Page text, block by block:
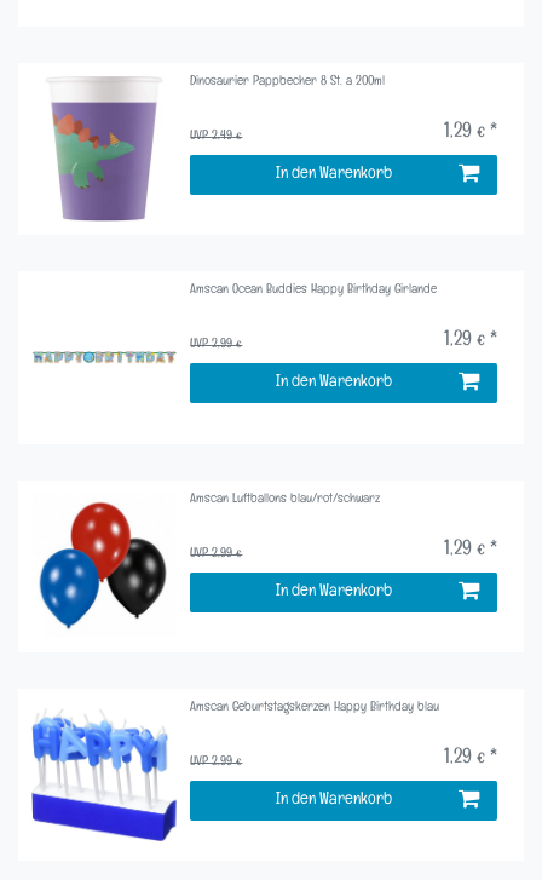
Dinosaurier Pappbecher 8 St. a 200ml
UVP 2,49 € 1,29 € *
In den Warenkorb
Amscan Ocean Buddies Happy Birthday Girlande
UVP 2,99 € 1,29 € *
In den Warenkorb
Amscan Luftballons blau/rot/schwarz
UVP 2,99 € 1,29 € *
In den Warenkorb
Amscan Geburtstagskerzen Happy Birthday blau
UVP 2,99 € 1,29 € *
In den Warenkorb